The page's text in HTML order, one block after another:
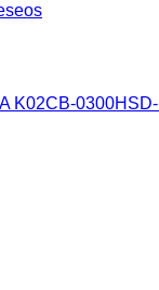
K02CB-